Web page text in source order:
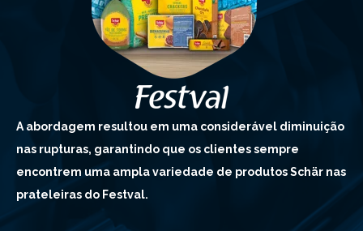
A abordagem resultou em uma considerável diminuição
nas rupturas, garantindo que os clientes sempre
encontrem uma ampla variedade de produtos Schär nas
prateleiras do Festval.